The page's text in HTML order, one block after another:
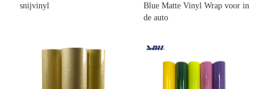
snijvinyl
Blue Matte Vinyl Wrap voor in
de auto